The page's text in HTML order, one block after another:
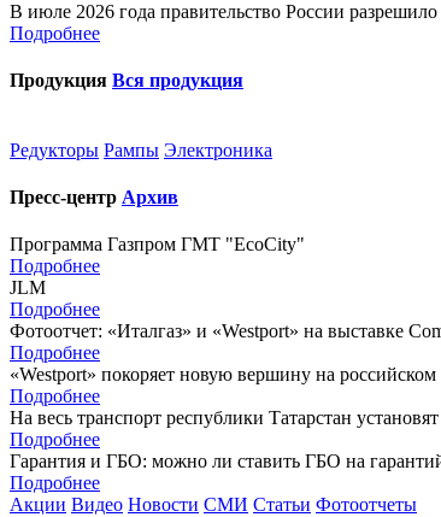
В июле 2026 года правительство России
Подробнее
Продукция Вся продукция
Редукторы Рампы Электроника
Пресс-центр Архив
Программа Газпром ГМТ "EcoCity"
Подробнее
JLM
Подробнее
Фотоотчет: «Италгаз» и «Westport» на выставке
Подробнее
«Westport» покоряет новую вершину на российском
Подробнее
На весь транспорт республики Татарстан
Подробнее
Гарантия и ГБО: можно ли ставить ГБО на
Подробнее
Акции Видео Новости СМИ Статьи Фотоотчеты